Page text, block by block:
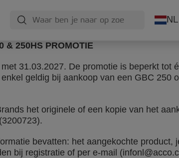
NL
& 250HS PROMOTIE
31.03.2027. De promotie is beperkt tot
geldig bij aankoop van een GBC 250
het originele of een kopie van het
bevatten: het aangekochte
bij registratie of per e-mail